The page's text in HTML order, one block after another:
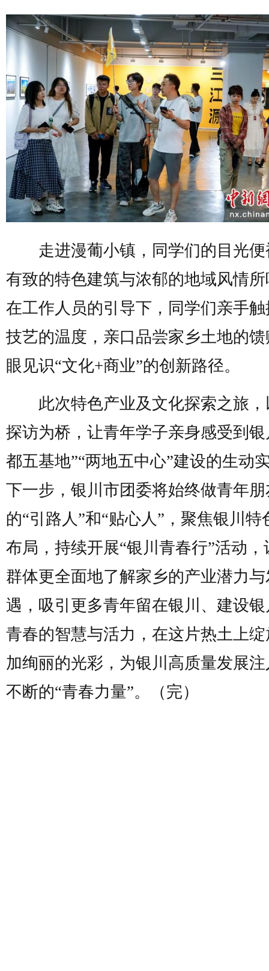
走进漫葡小镇，同学们的目光便
有致的特色建筑与浓郁的地域风情
在工作人员的引导下，同学们亲手
技艺的温度，亲口品尝家乡土地的
眼见识“文化+商业”的创新路径。
此次特色产业及文化探索之旅，
探访为桥，让青年学子亲身感受到银
都五基地”“两地五中心”建设的生动
下一步，银川市团委将始终做青年朋
的“引路人”和“贴心人”，聚焦银川特
布局，持续开展“银川青春行”活动，
群体更全面地了解家乡的产业潜力
遇，吸引更多青年留在银川、建设
青春的智慧与活力，在这片热土上
加绚丽的光彩，为银川高质量发展
不断的“青春力量”。（完）